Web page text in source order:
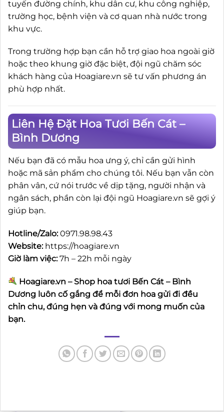
tuyến đường chính, khu dân cư, khu công nghiệp,
trường học, bệnh viện và cơ quan nhà nước trong
khu vực.
Trong trường hợp bạn cần hỗ trợ giao hoa ngoài giờ
hoặc theo khung giờ đặc biệt, đội ngũ chăm sóc
khách hàng của Hoagiare.vn sẽ tư vấn phương án
phù hợp nhất.
Liên Hệ Đặt Hoa Tươi Bến Cát –
Bình Dương
Nếu bạn đã có mẫu hoa ưng ý, chỉ cần gửi hình
hoặc mã sản phẩm cho chúng tôi. Nếu bạn vẫn còn
phân vân, cứ nói trước về dịp tặng, người nhận và
ngân sách, phần còn lại đội ngũ Hoagiare.vn sẽ gợi ý
giúp bạn.
Hotline/Zalo:0971.98.98.43
Website: https://hoagiare.vn
Giờ làm việc:7h – 22h mỗi ngày
Hoagiare.vn – Shop hoa tươi Bến Cát – Bình
Dương luôn cố gắng để mỗi đơn hoa gửi đi đều
chỉn chu, đúng hẹn và đúng với mong muốn của
bạn.